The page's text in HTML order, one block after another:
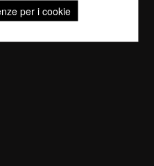
per i cookie